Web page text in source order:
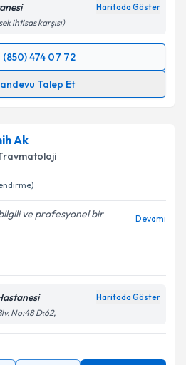
Haritada Göster
ihtisas karşısı)
(850) 474 07 72
Talep Et
Talebi
e-posta ile bilgilendireceğiz.
işlenmesine ilişkin
kabul ediyorum.
Talebini Gönder
Ak
ve profesyonel bir
Devamı
Haritada Göster
No:48 D:62,